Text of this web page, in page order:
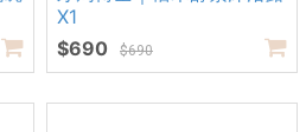
X1
$690
$690